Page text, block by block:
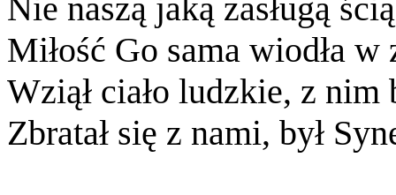
Nie naszą jaką zasługą
Miłość Go sama wiodła
Wziął ciało ludzkie, z
Zbratał się z nami, był